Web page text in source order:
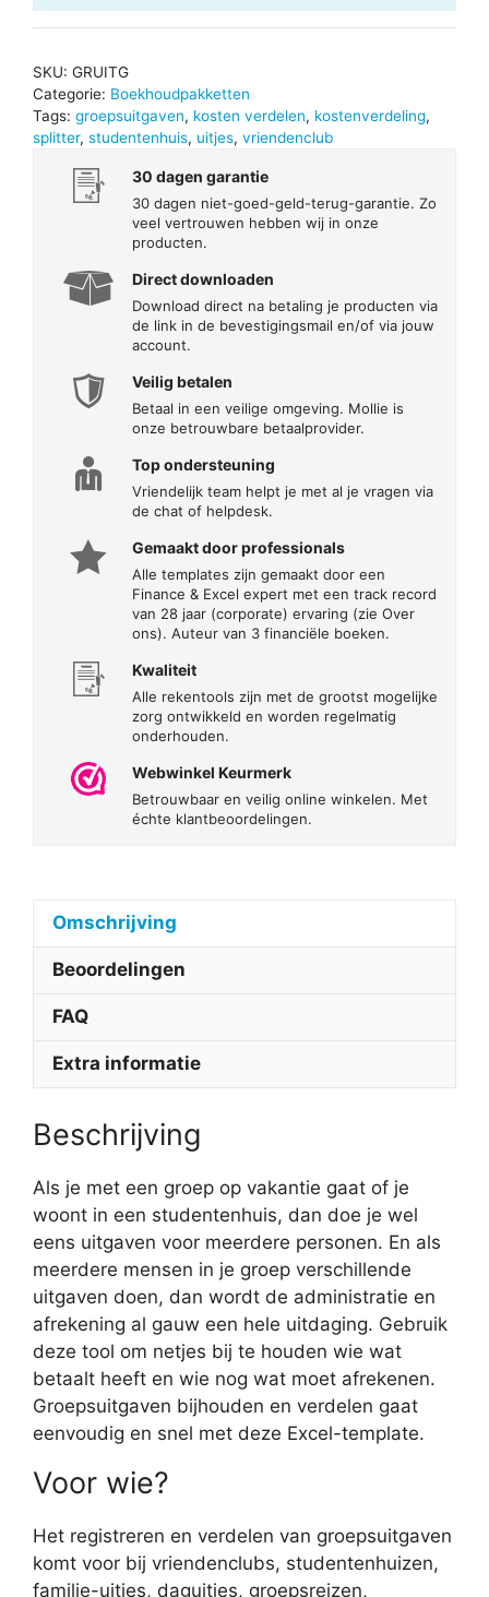
SKU: GRUITG
Categorie: Boekhoudpakketten
Tags: groepsuitgaven, kosten verdelen, kostenverdeling,
splitter, studentenhuis, uitjes, vriendenclub
30 dagen garantie
30 dagen niet-goed-geld-terug-garantie. Zo
veel vertrouwen hebben wij in onze
producten.
Direct downloaden
Download direct na betaling je producten via
de link in de bevestigingsmail en/of via jouw
account.
Veilig betalen
Betaal in een veilige omgeving. Mollie is
onze betrouwbare betaalprovider.
Top ondersteuning
Vriendelijk team helpt je met al je vragen via
de chat of helpdesk.
Gemaakt door professionals
Alle templates zijn gemaakt door een
Finance & Excel expert met een track record
van 28 jaar (corporate) ervaring (zie Over
ons). Auteur van 3 financiële boeken.
Kwaliteit
Alle rekentools zijn met de grootst mogelijke
zorg ontwikkeld en worden regelmatig
onderhouden.
Webwinkel Keurmerk
Betrouwbaar en veilig online winkelen. Met
échte klantbeoordelingen.
Omschrijving
Beoordelingen
FAQ
Extra informatie
Beschrijving
Als je met een groep op vakantie gaat of je
woont in een studentenhuis, dan doe je wel
eens uitgaven voor meerdere personen. En als
meerdere mensen in je groep verschillende
uitgaven doen, dan wordt de administratie en
afrekening al gauw een hele uitdaging. Gebruik
deze tool om netjes bij te houden wie wat
betaalt heeft en wie nog wat moet afrekenen.
Groepsuitgaven bijhouden en verdelen gaat
eenvoudig en snel met deze Excel-template.
Voor wie?
Het registreren en verdelen van groepsuitgaven
komt voor bij vriendenclubs, studentenhuizen,
familie-uitjes, daguitjes, groepsreizen,